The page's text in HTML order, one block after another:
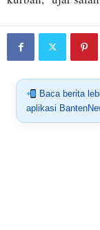
Baca berita
aplikasi